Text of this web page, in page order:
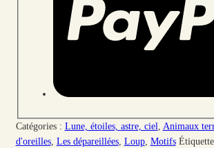
Catégories : Lune, étoiles, astre, ciel, Animaux
d'oreilles, Les dépareillées, Loup, Motifs